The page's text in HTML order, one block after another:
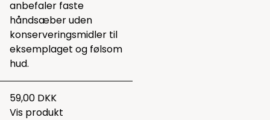
anbefaler faste
håndsæber uden
konserveringsmidler til
eksemplaget og følsom
hud.
59,00 DKK
Vis produkt